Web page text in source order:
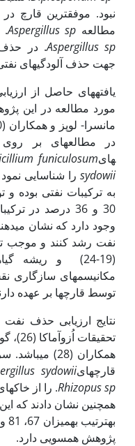
نبود. موفق‏ترین قارچ
مطالعه Aspergillus sp
.
Aspergillus sp. در حذف
جهت حذف آلودگی­های
یافته­های حاصل از
مورد مطالعه در این
هایfuniculosum
sydowii را شناسایی
وجود دارد که نشان
نفت رشد کنند و موجب
(19-24) و ریشه
مکانیسم‏های سازگاری
توسط قارچ‏ها بر عهده دارند (15
نتایج ارزیابی حذف
قارچ­هایsydowii
Rhizopus sp. را از
همچنین نشان دادند که
پژوهش همسویی دارد.